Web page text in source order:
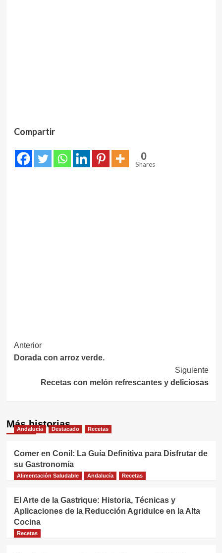
Compartir
0
Shares
Navegación
de
entradas
Anterior
Dorada con arroz verde.
Siguiente
Recetas con melón refrescantes y deliciosas
Más historias
Andalucía Destacado Recetas
Comer en Conil: La Guía Definitiva para Disfrutar de
su Gastronomía
Alimentación Saludable Andalucía Recetas
El Arte de la Gastrique: Historia, Técnicas y
Aplicaciones de la Reducción Agridulce en la Alta
Cocina
Recetas